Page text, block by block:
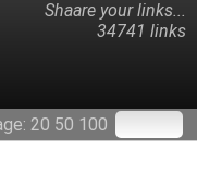
Shaare your links...
34741 links
20 50 100